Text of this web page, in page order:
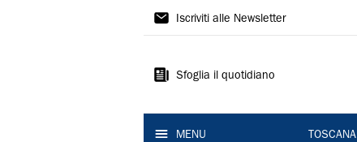
Il
Iscriviti alle Newsletter
Sfoglia il quotidiano
MENU TOSCANA